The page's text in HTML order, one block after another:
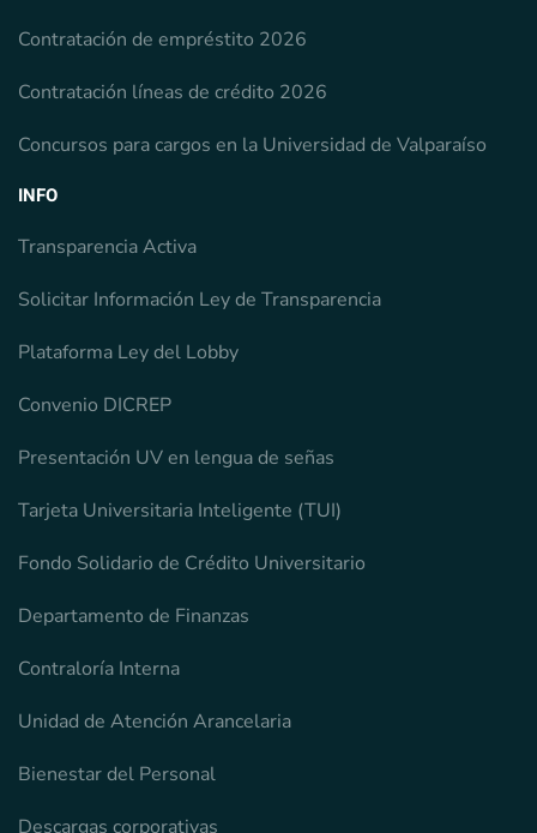
Contratación de empréstito 2026
Contratación líneas de crédito 2026
Concursos para cargos en la Universidad de Valparaíso
INFO
Transparencia Activa
Solicitar Información Ley de Transparencia
Plataforma Ley del Lobby
Convenio DICREP
Presentación UV en lengua de señas
Tarjeta Universitaria Inteligente (TUI)
Fondo Solidario de Crédito Universitario
Departamento de Finanzas
Contraloría Interna
Unidad de Atención Arancelaria
Bienestar del Personal
Descargas corporativas